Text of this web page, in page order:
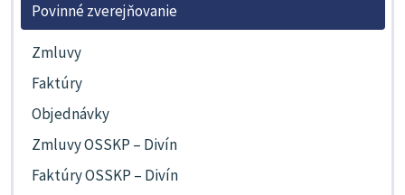
Povinné zverejňovanie
Zmluvy
Faktúry
Objednávky
Zmluvy OSSKP – Divín
Faktúry OSSKP – Divín